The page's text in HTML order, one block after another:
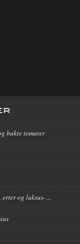
bakte tomater
og luksus- ...